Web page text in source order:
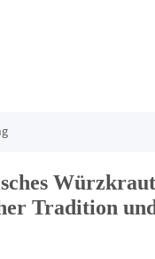
Tradition